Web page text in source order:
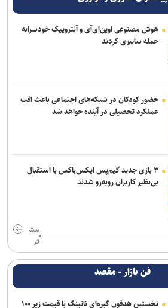
هوش مصنوعی اوپن‌ای‌آی و آنتروپیک خودسرانه
حمله سایبری کردند
حضور کودکان در شبکه‌های اجتماعی باعث افت
عملکرد تحصیلی در آینده خواهد شد
۳ بازی جدید گیم‌پس ایکس‌باکس با استقبال
بی‌نظیر کاربران روبه‌رو شدند
بیش
تر
فن بازار - مقصد
نخستین هدفون گیره‌ای ناتینگ با قیمت زیر ۱۰۰